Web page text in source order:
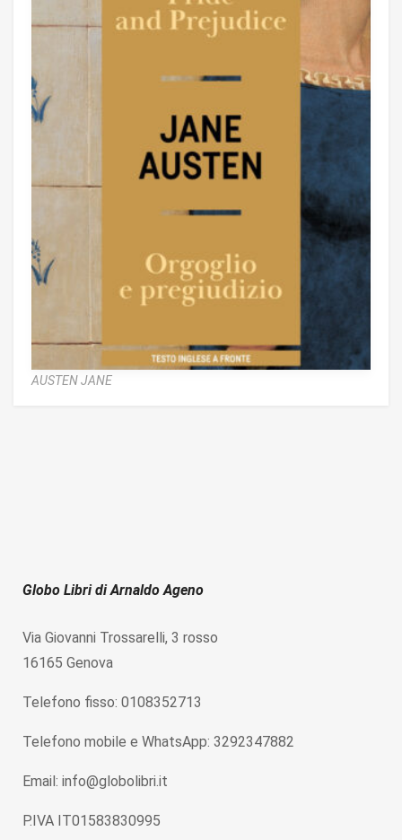
AUSTEN JANE
Globo Libri di Arnaldo Ageno
Via Giovanni Trossarelli, 3 rosso
16165 Genova
Telefono fisso: 0108352713
Telefono mobile e WhatsApp: 3292347882
Email: info@globolibri.it
P.IVA IT01583830995